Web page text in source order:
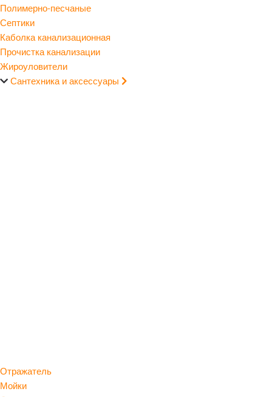
Полимерно-песчаные
Септики
Каболка канализационная
Прочистка канализации
Жироуловители
Сантехника и аксессуары
Отражатель
Мойки